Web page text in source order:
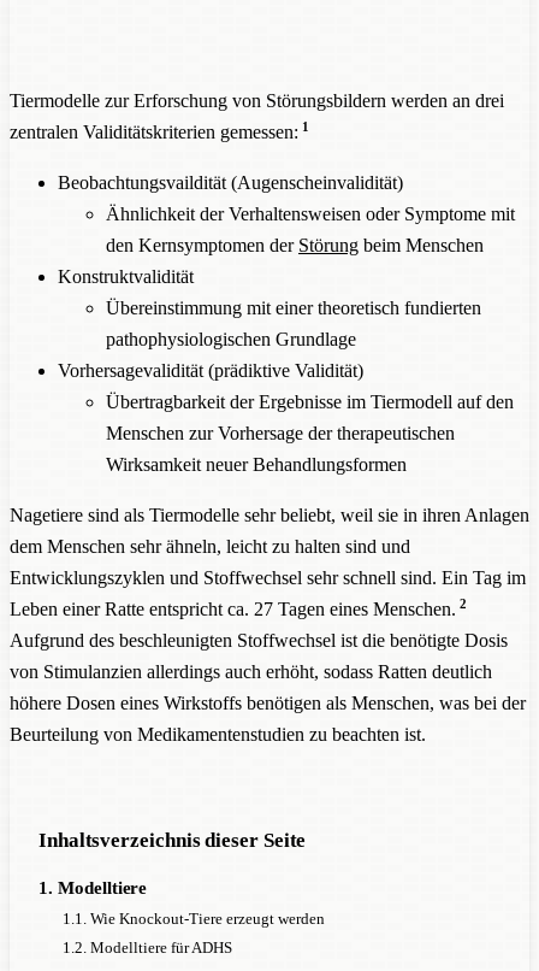
Tiermodelle zur Erforschung von Störungsbildern werden an drei
zentralen Validitätskriterien gemessen: 1
Beobachtungsvaildität (Augenscheinvalidität)
Ähnlichkeit der Verhaltensweisen oder Symptome mit
den Kernsymptomen der Störung beim Menschen
Konstruktvalidität
Übereinstimmung mit einer theoretisch fundierten
pathophysiologischen Grundlage
Vorhersagevalidität (prädiktive Validität)
Übertragbarkeit der Ergebnisse im Tiermodell auf den
Menschen zur Vorhersage der therapeutischen
Wirksamkeit neuer Behandlungsformen
Nagetiere sind als Tiermodelle sehr beliebt, weil sie in ihren Anlagen
dem Menschen sehr ähneln, leicht zu halten sind und
Entwicklungszyklen und Stoffwechsel sehr schnell sind. Ein Tag im
Leben einer Ratte entspricht ca. 27 Tagen eines Menschen. 2
Aufgrund des beschleunigten Stoffwechsel ist die benötigte Dosis
von Stimulanzien allerdings auch erhöht, sodass Ratten deutlich
höhere Dosen eines Wirkstoffs benötigen als Menschen, was bei der
Beurteilung von Medikamentenstudien zu beachten ist.
Inhaltsverzeichnis dieser Seite
1. Modelltiere
1.1. Wie Knockout-Tiere erzeugt werden
1.2. Modelltiere für ADHS